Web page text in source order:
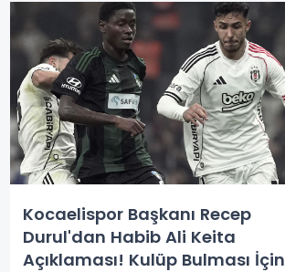
Kocaelispor Başkanı Recep
Durul'dan Habib Ali Keita
Açıklaması! Kulüp Bulması İçin